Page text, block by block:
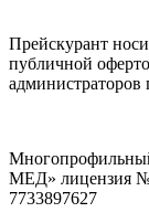
Прейскурант
публичной
администраторов
МЕД» лицензия
7733897627